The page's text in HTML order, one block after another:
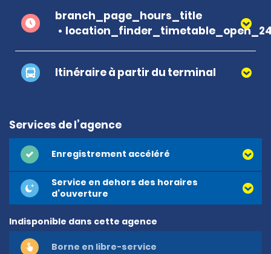
branch_page_hours_title
Itinéraire à partir du terminal
Services de l’agence
Enregistrement accéléré
Service en dehors des horaires
d’ouverture
Indisponible dans cette agence
Borne en libre-service